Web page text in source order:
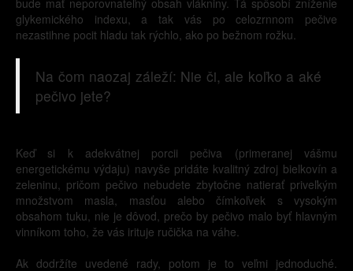
bude mať neporovnateľný obsah vlákniny. Tá spôsobí zníženie
glykemického indexu, a tak vás po celozrnnom pečive
nezastihne pocit hladu tak rýchlo, ako po bežnom rožku.
Na čom naozaj záleží: Nie či, ale koľko a aké
pečivo jete?
Keď si k adekvátnej porcii pečiva (primeranej vášmu
energetickému výdaju) navyše pridáte kvalitný zdroj bielkovín a
zeleninu, pričom pečivo nebudete zbytočne natierať priveľkým
množstvom masla, masťou alebo čímkoľvek s vysokým
obsahom tuku, nie je dôvod, prečo by pečivo malo byť hlavným
vinníkom toho, že vás irituje ručička na váhe.
Ak dodržíte uvedené rady, potom je to veľmi jednoduché.